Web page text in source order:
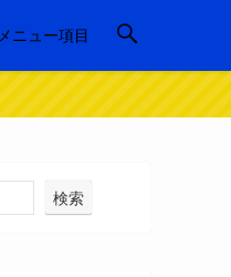
メニュー項目
検索